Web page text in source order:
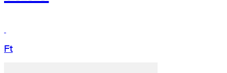
Ft